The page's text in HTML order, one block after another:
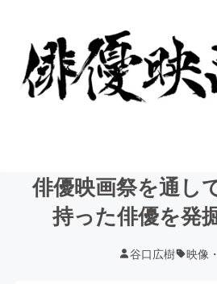
俳優映画祭を通し
持った俳優を発
谷口広樹 映像